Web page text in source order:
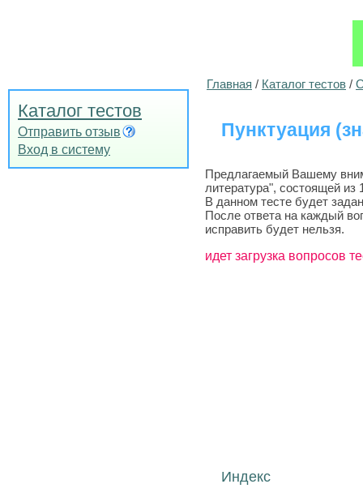
Каталог тестов
Отправить отзыв
Вход в систему
Главная / Каталог тестов /
Пунктуация
Предлагаемый Вашему
литература", состоящей из
В данном тесте будет
После ответа на каждый
исправить будет нельзя.
идет загрузка вопросов
Индекс